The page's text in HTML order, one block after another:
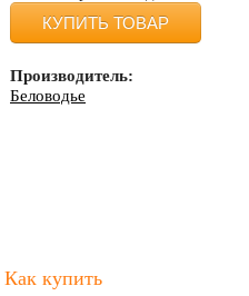
КУПИТЬ ТОВАР
Производитель:
Беловодье
Как купить